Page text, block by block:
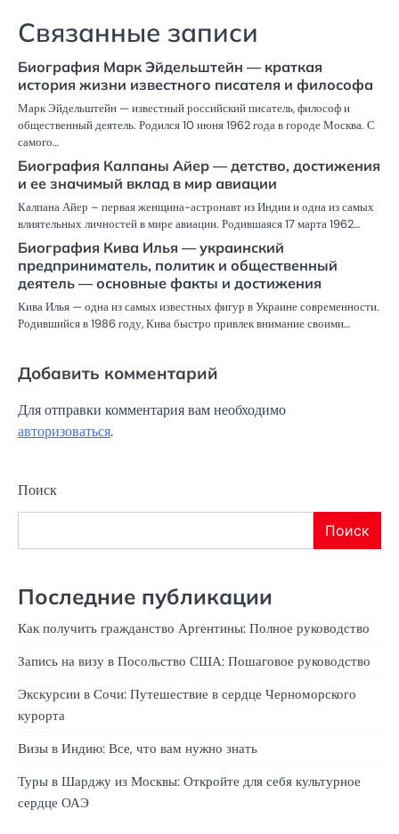
Связанные записи
Биография Марк Эйдельштейн — краткая
история жизни известного писателя и философа
Марк Эйдельштейн — известный российский писатель, философ и
общественный деятель. Родился 10 июня 1962 года в городе Москва. С
самого…
Биография Калпаны Айер — детство, достижения
и ее значимый вклад в мир авиации
Калпана Айер – первая женщина-астронавт из Индии и одна из самых
влиятельных личностей в мире авиации. Родившаяся 17 марта 1962…
Биография Кива Илья — украинский
предприниматель, политик и общественный
деятель — основные факты и достижения
Кива Илья — одна из самых известных фигур в Украине современности.
Родившийся в 1986 году, Кива быстро привлек внимание своими…
Добавить комментарий
Для отправки комментария вам необходимо
авторизоваться.
Поиск
Поиск
Последние публикации
Как получить гражданство Аргентины: Полное руководство
Запись на визу в Посольство США: Пошаговое руководство
Экскурсии в Сочи: Путешествие в сердце Черноморского
курорта
Визы в Индию: Все, что вам нужно знать
Туры в Шарджу из Москвы: Откройте для себя культурное
сердце ОАЭ